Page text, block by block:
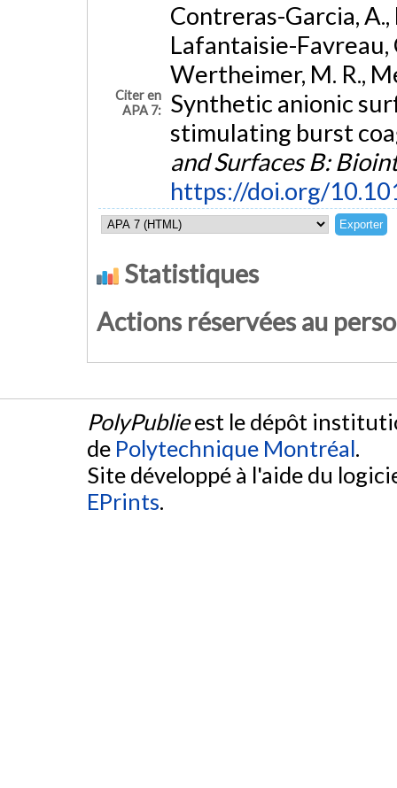
Citer en
APA 7:
Contreras-Garcia, A.,
Lafantaisie-Favreau,
Wertheimer, M. R.,
Synthetic anionic
stimulating burst
and Surfaces B:
https://doi.org/
Statistiques
Actions réservées au
PolyPublieest le dépôt
de Polytechnique Montréal.
Site développé à l'aide du
EPrints.